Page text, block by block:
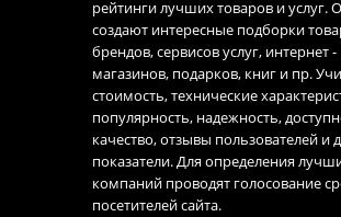
рейтинги лучших товаров и услуг.
создают интересные подборки
брендов, сервисов услуг, интернет -
магазинов, подарков, книг и пр.
стоимость, технические
популярность, надежность,
качество, отзывы пользователей и
показатели. Для определения
компаний проводят голосование
посетителей сайта.